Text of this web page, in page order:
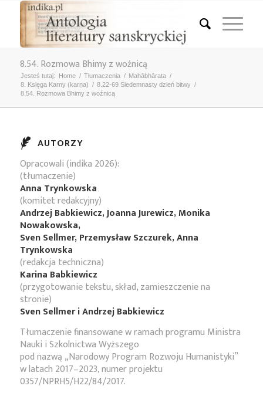
8.54. Rozmowa Bhimy z woźnicą
Jesteś tutaj: Home / Tłumaczenia / Mahābhārata /
8. Księga Karny (karṇa) / 8.22-69 Siedemnasty dzień bitwy /
8.54. Rozmowa Bhimy z woźnicą
AUTORZY
Opracowali (indika 2026):
(tłumaczenie)
Anna Trynkowska
(komitet redakcyjny)
Andrzej Babkiewicz, Joanna Jurewicz, Monika
Nowakowska,
Sven Sellmer, Przemysław Szczurek, Anna
Trynkowska
(redakcja techniczna)
Karina Babkiewicz
(przygotowanie tekstu, skład, zamieszczenie na
stronie)
Sven Sellmer i Andrzej Babkiewicz
Tłumaczenie finansowane w ramach programu Ministra
Nauki i Szkolnictwa Wyższego
pod nazwą „Narodowy Program Rozwoju Humanistyki”
w latach 2017–2023, numer projektu
0357/NPRH5/H22/84/2017.